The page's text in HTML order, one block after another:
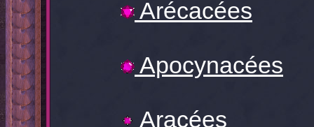
Arécacées
Apocynacées
Aracées